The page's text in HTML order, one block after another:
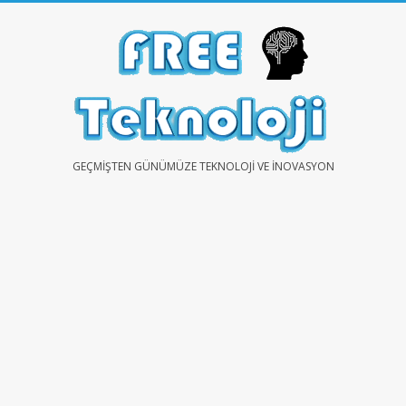
FREEGEÇMIŞTEN GÜNÜMÜZE TEKNOLOJI VE İNOVASYON